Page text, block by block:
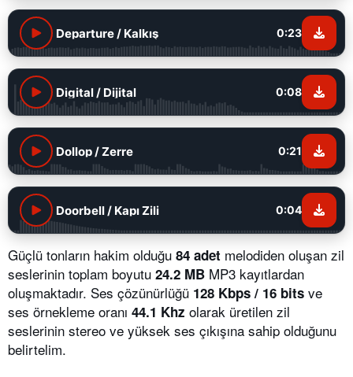
Departure / Kalkış 0:23
Digital / Dijital 0:08
Dollop / Zerre 0:21
Doorbell / Kapı Zili 0:04
Güçlü tonların hakim olduğu 84 adet melodiden oluşan zil
seslerinin toplam boyutu 24.2 MB MP3 kayıtlardan
oluşmaktadır. Ses çözünürlüğü 128 Kbps / 16 bits ve
ses örnekleme oranı 44.1 Khz olarak üretilen zil
seslerinin stereo ve yüksek ses çıkışına sahip olduğunu
belirtelim.